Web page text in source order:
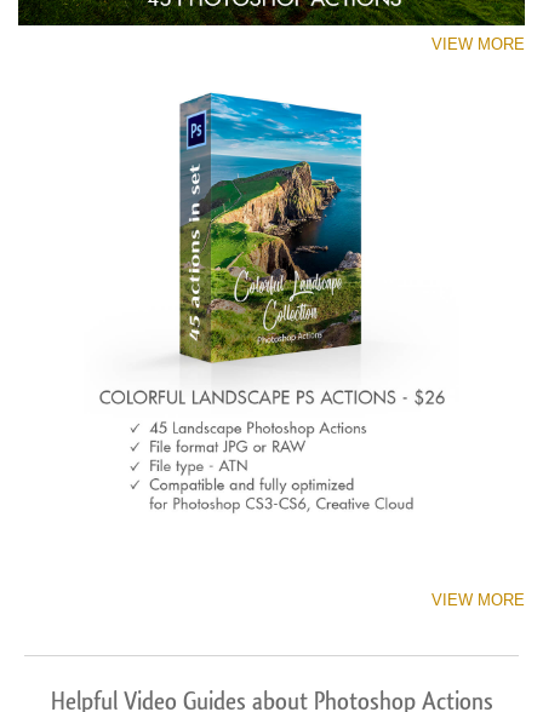
VIEW MORE
VIEW MORE
Helpful Video Guides about Photoshop Actions